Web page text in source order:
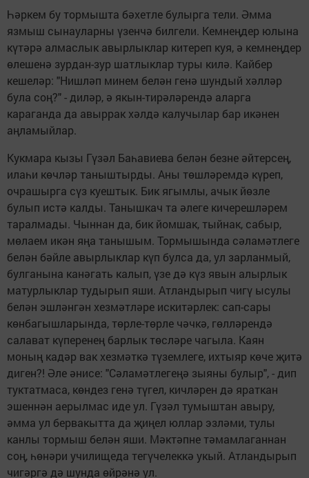
Һәркем бу тормышта бәхетле булырга тели. Әмма
язмыш сынауларны үзенчә билгели. Кемнеңдер юлына
күтәрә алмаслык авырлыклар китереп куя, ә кемнеңдер
өлешенә зурдан-зур шатлыклар туры килә. Кайбер
кешеләр: "Нишләп минем белән генә шундый хәлләр
була соң?" - диләр, ә якын-тирәләрендә аларга
караганда да авыррак хәлдә калучылар бар икәнен
аңламыйлар.
Кукмара кызы Гүзәл Баһавиева белән безне әйтерсең,
илаһи көчләр таныштырды. Аны төшләремдә күреп,
очрашырга сүз куештык. Бик ягымлы, ачык йөзле
булып истә калды. Танышкач та әлеге кичерешләрем
таралмады. Чыннан да, бик йомшак, тыйнак, сабыр,
мөлаем икән яңа танышым. Тормышында сәламәтлеге
белән бәйле авырлыклар күп булса да, ул зарланмый,
булганына канәгать калып, үзе дә күз явын алырлык
матурлыклар тудырып яши. Атландырып чигү ысулы
белән эшләнгән хезмәтләре искитәрлек: сап-сары
көнбагышларында, төрле-төрле чәчкә, гөлләрендә
салават күперенең барлык төсләре чагыла. Каян
моның кадәр вак хезмәткә түземлеге, ихтыяр көче җитә
диген?! Әле әнисе: "Сәламәтлегеңә зыяны булыр", - дип
туктатмаса, көндез генә түгел, кичләрен дә яраткан
эшеннән аерылмас иде ул. Гүзәл тумыштан авыру,
әмма ул бервакытта да җиңел юллар эзләми, тулы
канлы тормыш белән яши. Мәктәпне тәмамлаганнан
соң, һөнәри училищеда тегүчелеккә укый. Атландырып
чигәргә дә шунда өйрәнә ул.